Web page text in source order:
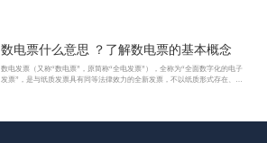
数电票什么意思 ？了解数电票的基本概念
数电发票（又称“数电票”，原简称“全电发票”），全称为“全面数字化的电子
发票”，是与纸质发票具有同等法律效力的全新发票，不以纸质形式存在、不